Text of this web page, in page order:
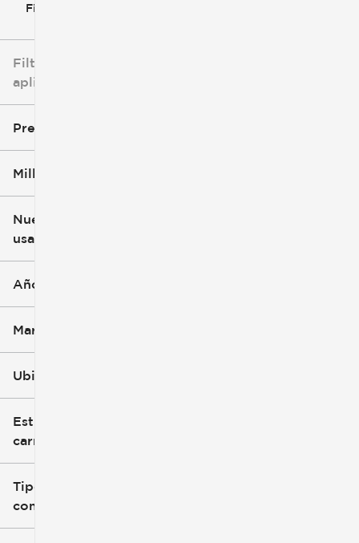
Filtrar por
Filtros
aplicados
Precio
Millaje
0 mi
Nuevo o
usado
Año
Marca
Ubicación
Estilo de
carrocería
Tipo de
combustible